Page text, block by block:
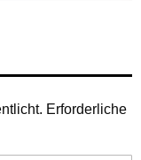
Erforderliche